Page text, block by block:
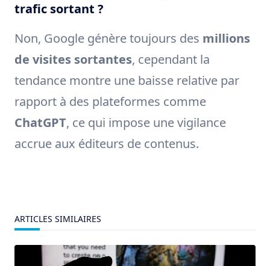
trafic sortant ?
Non, Google génère toujours des millions
de visites sortantes, cependant la
tendance montre une baisse relative par
rapport à des plateformes comme
ChatGPT, ce qui impose une vigilance
accrue aux éditeurs de contenus.
ARTICLES SIMILAIRES